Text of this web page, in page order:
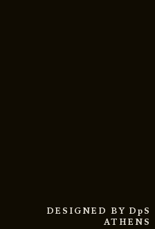
DESIGNED BY DpS
ATHENS